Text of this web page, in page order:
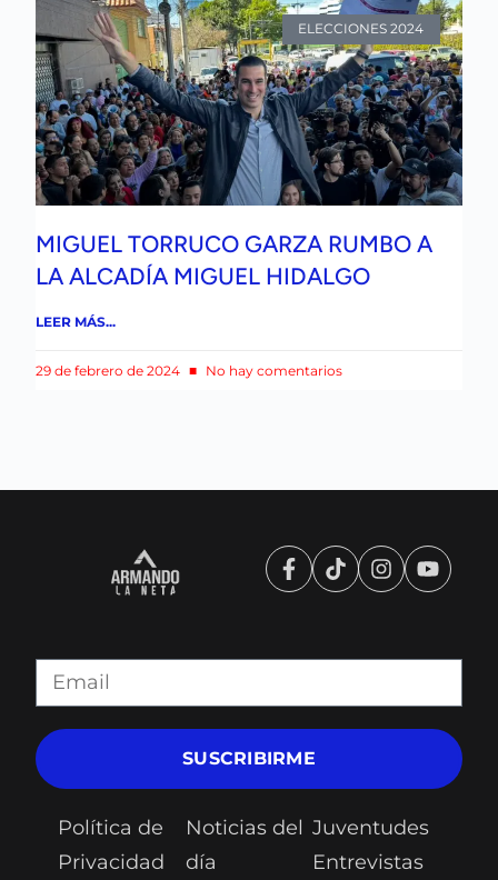
ELECCIONES 2024
MIGUEL TORRUCO GARZA RUMBO A
LA ALCADÍA MIGUEL HIDALGO
LEER MÁS...
29 de febrero de 2024 No hay comentarios
SUSCRIBIRME
Política de
Privacidad
Noticias del
día
Juventudes
Entrevistas